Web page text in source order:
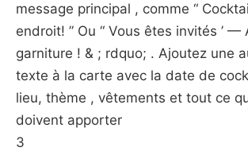
message principal , comme “
endroit! ” Ou “ Vous êtes invités ’ —
garniture ! & ; rdquo; . Ajoutez une
texte à la carte avec la date de
lieu, thème , vêtements et tout ce
doivent apporter
3